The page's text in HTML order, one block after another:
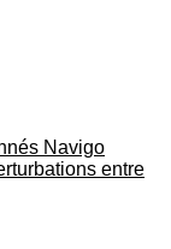
Navigo
entre